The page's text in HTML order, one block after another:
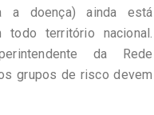
a doença) ainda está
todo território nacional.
da Rede
grupos de risco devem